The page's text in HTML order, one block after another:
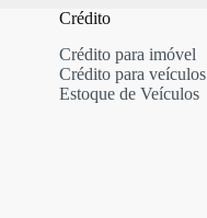
Crédito
Crédito para imóvel
Crédito para veículos
Estoque de Veículos